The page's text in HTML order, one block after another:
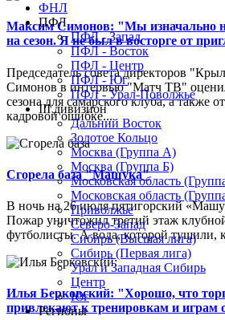
Максим Симонов: "Мы изначально
на сезон. Я не был в восторге от
Председатель совета директоров
Симонов в интервью "Матч ТВ"
сезона для самарского клуба, а также
кадровой ошибке...
Сгорела база "Машука"
В ночь на 26 июля пятигорский
Пожар уничтожил третий этаж
футболисты. А вода, которой тушили,
Илья Берковский: "Хорошо, что
привлекают к тренировкам и играм
ФНЛ
ПФЛ
ПФЛ - Запад
ПФЛ - Восток
ПФЛ - Центр
ПФЛ - Юг
ПФЛ - Урал-Поволжье
III дивизион
Дальний Восток
Золотое Кольцо
Москва (Группа А)
Москва (Группа Б)
Московская область
Московская область
Приволжье
Северо-Запад
Сибирь (Высшая лига)
Сибирь (Первая лига)
Урал и Западная Сибирь
Центр
Юг
Регионы